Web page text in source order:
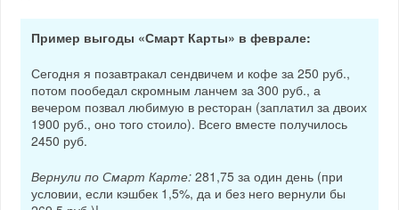
Пример выгоды «Смарт Карты» в феврале:
Сегодня я позавтракал сендвичем и кофе за 250 руб.,
потом пообедал скромным ланчем за 300 руб., а
вечером позвал любимую в ресторан (заплатил за двоих
1900 руб., оно того стоило). Всего вместе получилось
2450 руб.
Вернули по Смарт Карте: 281,75 за один день (при
условии, если кэшбек 1,5%, да и без него вернули бы